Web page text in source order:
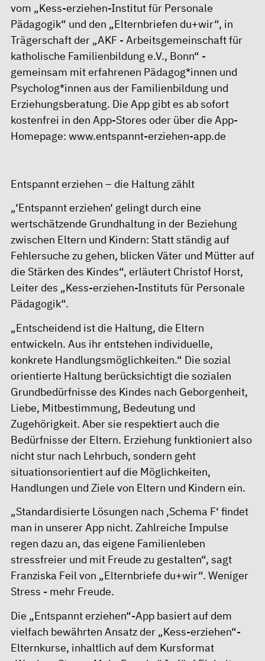
vom „Kess-erziehen-Institut für Personale
Pädagogik“ und den „Elternbriefen du+wir“, in
Trägerschaft der „AKF - Arbeitsgemeinschaft für
katholische Familienbildung e.V., Bonn“ -
gemeinsam mit erfahrenen Pädagog*innen und
Psycholog*innen aus der Familienbildung und
Erziehungsberatung. Die App gibt es ab sofort
kostenfrei in den App-Stores oder über die App-
Homepage: www.entspannt-erziehen-app.de
Entspannt erziehen – die Haltung zählt
„‘Entspannt erziehen‘ gelingt durch eine
wertschätzende Grundhaltung in der Beziehung
zwischen Eltern und Kindern: Statt ständig auf
Fehlersuche zu gehen, blicken Väter und Mütter auf
die Stärken des Kindes“, erläutert Christof Horst,
Leiter des „Kess-erziehen-Instituts für Personale
Pädagogik“.
„Entscheidend ist die Haltung, die Eltern
entwickeln. Aus ihr entstehen individuelle,
konkrete Handlungsmöglichkeiten.“ Die sozial
orientierte Haltung berücksichtigt die sozialen
Grundbedürfnisse des Kindes nach Geborgenheit,
Liebe, Mitbestimmung, Bedeutung und
Zugehörigkeit. Aber sie respektiert auch die
Bedürfnisse der Eltern. Erziehung funktioniert also
nicht stur nach Lehrbuch, sondern geht
situationsorientiert auf die Möglichkeiten,
Handlungen und Ziele von Eltern und Kindern ein.
„Standardisierte Lösungen nach ‚Schema F‘ findet
man in unserer App nicht. Zahlreiche Impulse
regen dazu an, das eigene Familienleben
stressfreier und mit Freude zu gestalten“, sagt
Franziska Feil von „Elternbriefe du+wir“. Weniger
Stress - mehr Freude.
Die „Entspannt erziehen“-App basiert auf dem
vielfach bewährten Ansatz der „Kess-erziehen“-
Elternkurse, inhaltlich auf dem Kursformat